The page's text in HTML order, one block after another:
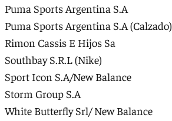
Puma Sports Argentina S.A
Puma Sports Argentina S.A (Calzado)
Rimon Cassis E Hijos Sa
Southbay S.R.L (Nike)
Sport Icon S.A/New Balance
Storm Group S.A
White Butterfly Srl/ New Balance